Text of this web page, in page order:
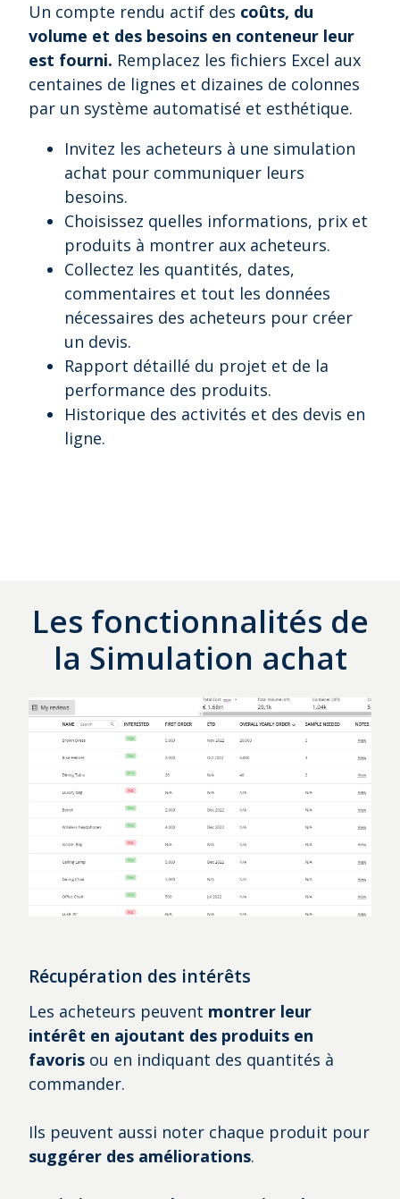
Un compte rendu actif des coûts, du
volume et des besoins en conteneur leur
est fourni. Remplacez les fichiers Excel aux
centaines de lignes et dizaines de colonnes
par un système automatisé et esthétique.
Invitez les acheteurs à une simulation
achat pour communiquer leurs
besoins.
Choisissez quelles informations, prix et
produits à montrer aux acheteurs.
Collectez les quantités, dates,
commentaires et tout les données
nécessaires des acheteurs pour créer
un devis.
Rapport détaillé du projet et de la
performance des produits.
Historique des activités et des devis en
ligne.
Les fonctionnalités de
la Simulation achat
Récupération des intérêts
Les acheteurs peuvent montrer leur
intérêt en ajoutant des produits en
favoris ou en indiquant des quantités à
commander.
Ils peuvent aussi noter chaque produit pour
suggérer des améliorations.